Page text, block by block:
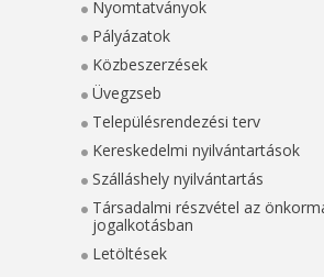
Nyomtatványok
Pályázatok
Közbeszerzések
Üvegzseb
Településrendezési terv
Kereskedelmi nyilvántartások
Szálláshely nyilvántartás
Társadalmi részvétel az
jogalkotásban
Letöltések